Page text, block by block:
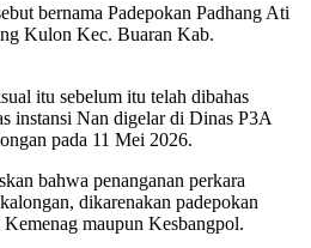
bernama Padepokan Padhang Ati
Kulon Kec. Buaran Kab.
itu sebelum itu telah dibahas
instansi Nan digelar di Dinas P3A
pada 11 Mei 2026.
bahwa penanganan perkara
dikarenakan padepokan
maupun Kesbangpol.